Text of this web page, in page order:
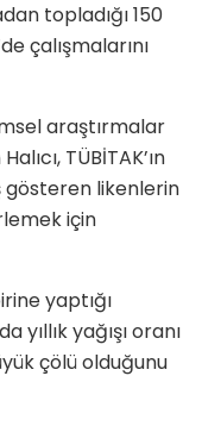
topladığı 150
çalışmalarını
araştırmalar
TÜBİTAK’ın
gösteren likenlerin
için
yaptığı
yıllık yağışı oranı
çölü olduğunu